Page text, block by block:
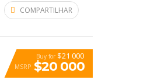
COMPARTILHAR
Buy for $21 000
MSRP $20 000